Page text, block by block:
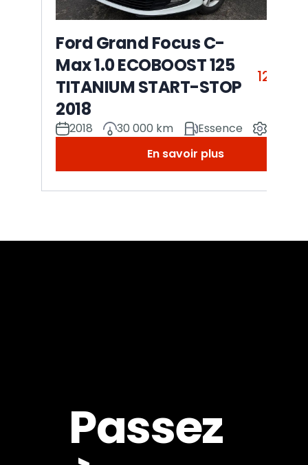
Ford Grand Focus C-
Max 1.0 ECOBOOST 125
TITANIUM START-STOP
2018
12 500
2018 30 000 km Essence
En savoir plus
Passez